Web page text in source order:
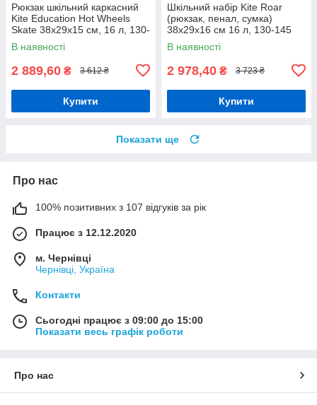
Рюкзак шкільний каркасний
Kite Education Hot Wheels
Skate 38x29x15 см, 16 л, 130-
145 см, чорний
В наявності
2 889,60 ₴ 3 612 ₴
Купити
Шкільний набір Kite Roar
(рюкзак, пенал, сумка)
38x29x16 см 16 л, 130-145
см, SET_K24-531M-5
В наявності
2 978,40 ₴ 3 723 ₴
Купити
Показати ще
Про нас
100% позитивних з 107 відгуків за рік
Працює з 12.12.2020
м. Чернівці
Чернівці, Україна
Контакти
Сьогодні працює з 09:00 до 15:00
Показати весь графік роботи
Про нас